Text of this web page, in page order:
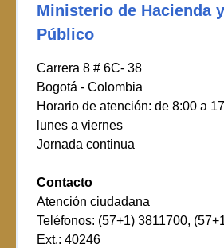
Ministerio de Hacienda
Público
Carrera 8 # 6C- 38
Bogotá - Colombia
Horario de atención: de 8:00 a
lunes a viernes
Jornada continua
Contacto
Atención ciudadana
Teléfonos: (57+1) 3811700,
Ext.: 40246